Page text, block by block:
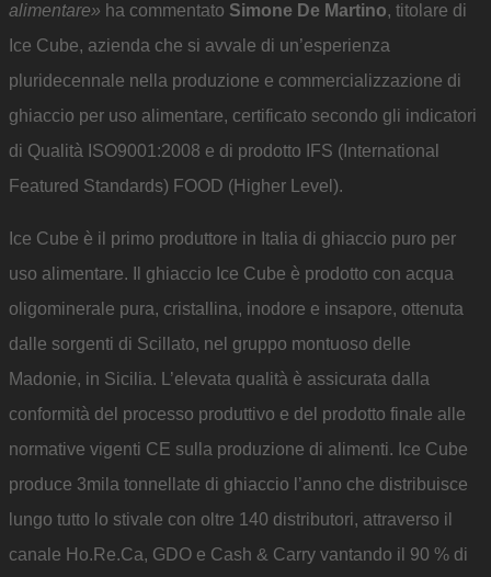
alimentare» ha commentato Simone De Martino, titolare di
Ice Cube, azienda che si avvale di un’esperienza
pluridecennale nella produzione e commercializzazione di
ghiaccio per uso alimentare, certificato secondo gli indicatori
di Qualità ISO9001:2008 e di prodotto IFS (International
Featured Standards) FOOD (Higher Level).
Ice Cube è il primo produttore in Italia di ghiaccio puro per
uso alimentare. Il ghiaccio Ice Cube è prodotto con acqua
oligominerale pura, cristallina, inodore e insapore, ottenuta
dalle sorgenti di Scillato, nel gruppo montuoso delle
Madonie, in Sicilia. L’elevata qualità è assicurata dalla
conformità del processo produttivo e del prodotto finale alle
normative vigenti CE sulla produzione di alimenti. Ice Cube
produce 3mila tonnellate di ghiaccio l’anno che distribuisce
lungo tutto lo stivale con oltre 140 distributori, attraverso il
canale Ho.Re.Ca, GDO e Cash & Carry vantando il 90 % di